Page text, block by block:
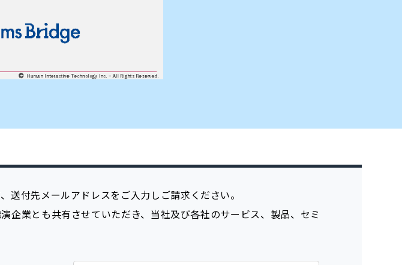
送付先メールアドレスをご入力しご請求ください。
企業とも共有させていただき、当社及び各社のサービス、製品、セミ